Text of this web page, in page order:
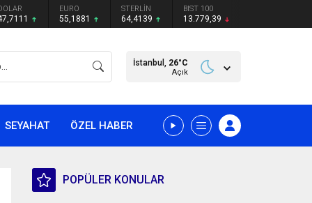
EURO
55,1881
STERLİN
64,4139
BIST 100
13.779,39
İstanbul, 26°C
Açık
SEYAHAT ÖZEL HABER
POPÜLER KONULAR